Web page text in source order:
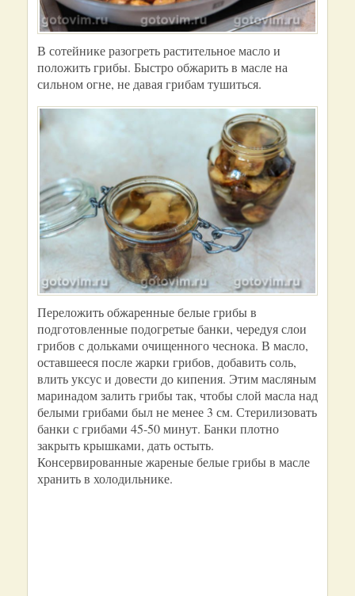
В сотейнике разогреть растительное масло и
положить грибы. Быстро обжарить в масле на
сильном огне, не давая грибам тушиться.
Переложить обжаренные белые грибы в
подготовленные подогретые банки, чередуя слои
грибов с дольками очищенного чеснока. В масло,
оставшееся после жарки грибов, добавить соль,
влить уксус и довести до кипения. Этим масляным
маринадом залить грибы так, чтобы слой масла над
белыми грибами был не менее 3 см. Стерилизовать
банки с грибами 45-50 минут. Банки плотно
закрыть крышками, дать остыть.
Консервированные жареные белые грибы в масле
хранить в холодильнике.